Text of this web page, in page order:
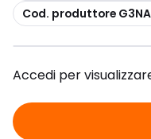
copia
Cod. produttore
Accedi per